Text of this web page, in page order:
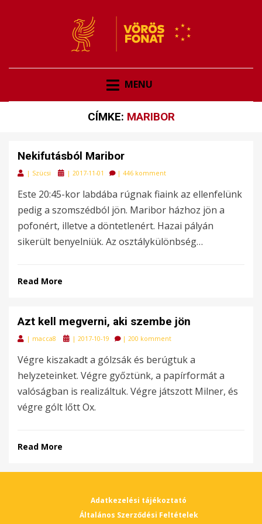
VÖRÖS FONAT
MENU
CÍMKE: MARIBOR
Nekifutásból Maribor
| Szücsi
Posted
| 2017-11-01 | 446 komment
Este 20:45-kor labdába rúgnak fiaink az ellenfelünk
pedig a szomszédból jön. Maribor házhoz jön a
pofonért, illetve a döntetlenért. Hazai pályán
sikerült benyelniük. Az osztálykülönbség…
Read More
Azt kell megverni, aki szembe jön
| macca8
Posted
| 2017-10-19 | 200 komment
Végre kiszakadt a gólzsák és berúgtuk a
helyzeteinket. Végre győztünk, a papírformát a
valóságban is realizáltuk. Végre játszott Milner, és
végre gólt lőtt Ox.
Read More
Adatkezelési tájékoztató
Általános Szerződési Feltételek